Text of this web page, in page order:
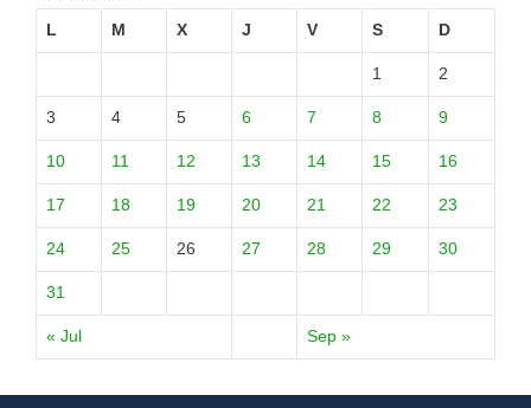
L M X J V S D
1 2
3 4 5 6 7 8 9
10 11 12 13 14 15 16
17 18 19 20 21 22 23
24 25 26 27 28 29 30
31
« Jul Sep »